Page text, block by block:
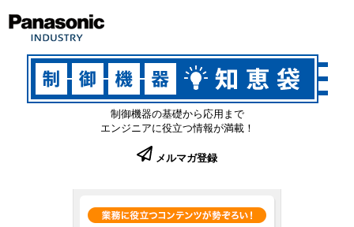
制御機器の基礎から応用まで
エンジニアに役立つ情報が満載！
メルマガ登録